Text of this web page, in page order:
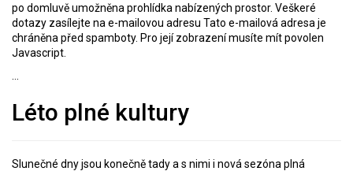
po domluvě umožněna prohlídka nabízených prostor. Veškeré
dotazy zasílejte na e-mailovou adresu Tato e-mailová adresa je
chráněna před spamboty. Pro její zobrazení musíte mít povolen
Javascript.
Léto plné kultury
Slunečné dny jsou konečně tady a s nimi i nová sezóna plná